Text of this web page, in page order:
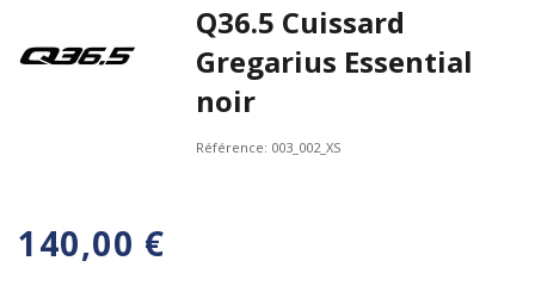
Q36.5 Cuissard
Gregarius Essential
noir
Référence: 003_002_XS
140,00 €